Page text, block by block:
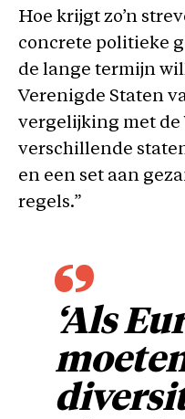
Hoe krijgt zo’n
concrete politieke
de lange termijn
Verenigde Staten
vergelijking met de
verschillende
en een set aan
regels.”
‘Als